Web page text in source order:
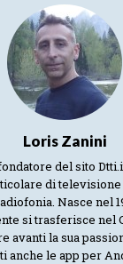
Loris Zanini
del sito
di
Nasce nel
si trasferisce nel
avanti la sua
anche le app per